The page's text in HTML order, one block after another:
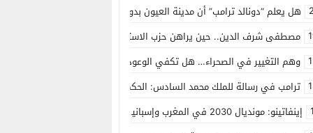
هل يعلم “دونالد ترامب” أن مدينة العيون بدون ماء؟
مصطفى شرف الدين.. حين يراهن حزب الاستقلال على الكفاءة ويمنح الشباب
وهم التغيير في الصحراء… هل تكفي الوعود الفارغة لصناعة الواقع؟
ترامب في رسالة للملك محمد السادس: الحكم الذاتي هو الأساس الوحيد لحل
إينفاتينو: مونديال 2030 في المغرب وإسبانيا والبرتغال سيكون “الأجمل في التاريخ”